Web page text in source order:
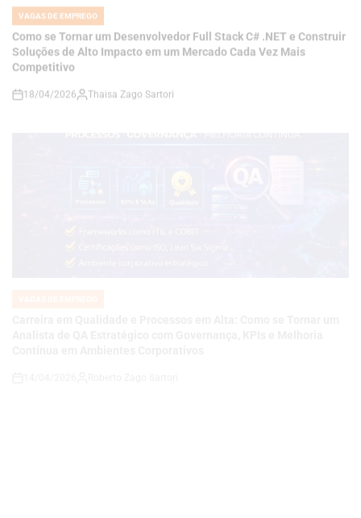
Competitivo
on
18/04/2026 Thaisa Zago Sartori